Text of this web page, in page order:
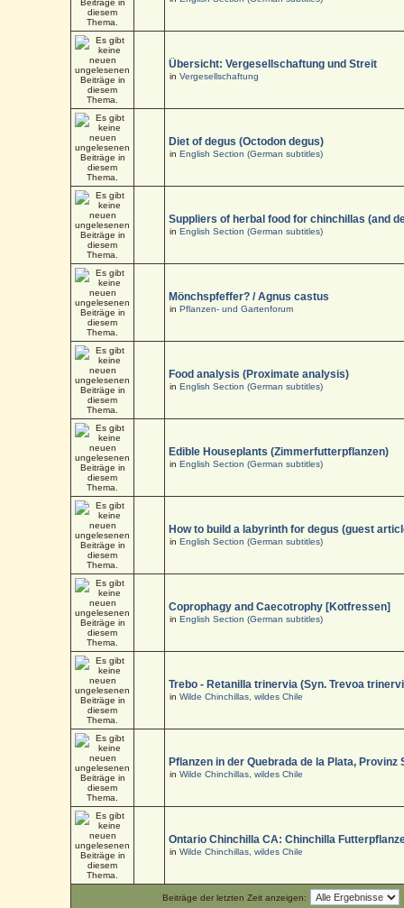
Übersicht: Vergesellschaftung und Streit
inVergesellschaftung
Diet of degus (Octodon degus)
inEnglish Section (German subtitles)
Suppliers of herbal food for chinchillas (and
inEnglish Section (German subtitles)
Mönchspfeffer? / Agnus castus
inPflanzen- und Gartenforum
Food analysis (Proximate analysis)
inEnglish Section (German subtitles)
Edible Houseplants (Zimmerfutterpflanzen)
inEnglish Section (German subtitles)
How to build a labyrinth for degus (guest
inEnglish Section (German subtitles)
Coprophagy and Caecotrophy [Kotfressen]
inEnglish Section (German subtitles)
Trebo - Retanilla trinervia (Syn. Trevoa
inWilde Chinchillas, wildes Chile
Pflanzen in der Quebrada de la Plata, Provinz
inWilde Chinchillas, wildes Chile
Ontario Chinchilla CA: Chinchilla
inWilde Chinchillas, wildes Chile
Beiträge der letzten Zeit anzeigen: